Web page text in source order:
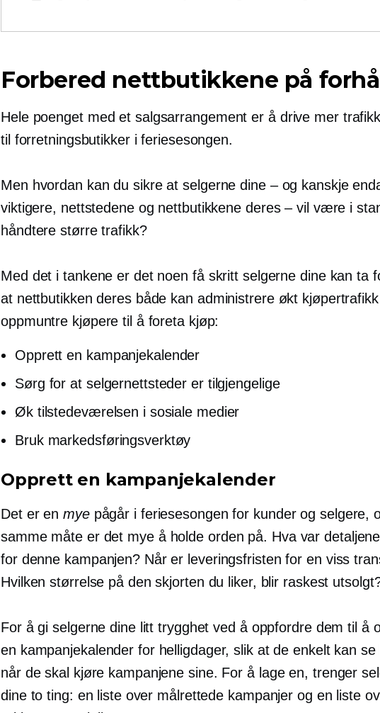
Forbered nettbutikkene på
Hele poenget med et salgsarrangement er å drive mer trafikk
til forretningsbutikker i feriesesongen.
Men hvordan kan du sikre at selgerne dine – og kanskje
viktigere, nettstedene og nettbutikkene deres – vil være i
håndtere større trafikk?
Med det i tankene er det noen få skritt selgerne dine kan ta
at nettbutikken deres både kan administrere økt
oppmuntre kjøpere til å foreta kjøp:
Opprett en kampanjekalender
Sørg for at selgernettsteder er tilgjengelige
Øk tilstedeværelsen i sosiale medier
Bruk markedsføringsverktøy
Opprett en kampanjekalender
Det er en myepågår i feriesesongen for kunder og selgere,
samme måte er det mye å holde orden på. Hva var detaljene
for denne kampanjen? Når er leveringsfristen for en viss
Hvilken størrelse på den skjorten du liker, blir raskest
For å gi selgerne dine litt trygghet ved å oppfordre dem til å
en kampanjekalender for helligdager, slik at de enkelt kan se
når de skal kjøre kampanjene sine. For å lage en, trenger
dine to ting: en liste over målrettede kampanjer og en liste